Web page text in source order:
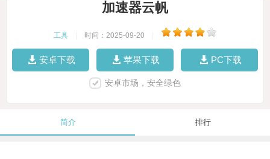
加速器云帆
工具 时间：2025-09-20
安卓下载 苹果下载 PC下载
安卓市场，安全绿色
简介 排行